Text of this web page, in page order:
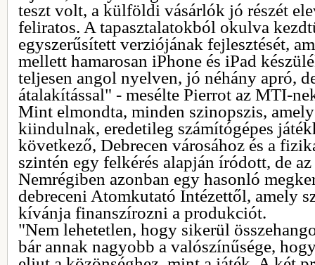
teszt volt, a külföldi vásárlók jó részét
feliratos. A tapasztalatokból okulva
egyszerűsített verziójának fejlesztését,
mellett hamarosan iPhone és iPad
teljesen angol nyelven, jó néhány apró,
átalakítással" - mesélte Pierrot az MTI-
Mint elmondta, minden szinopszis,
kiindulnak, eredetileg számítógépes
következő, Debrecen városához és a
szintén egy felkérés alapján íródott, de
Nemrégiben azonban egy hasonló
debreceni Atomkutató Intézettől, amely
kívánja finanszírozni a produkciót.
"Nem lehetetlen, hogy sikerül
bár annak nagyobb a valószínűsége,